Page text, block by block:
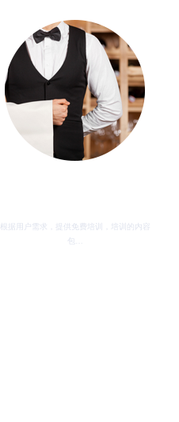
根据用户需求，提供免费培训，培训的内容
包…